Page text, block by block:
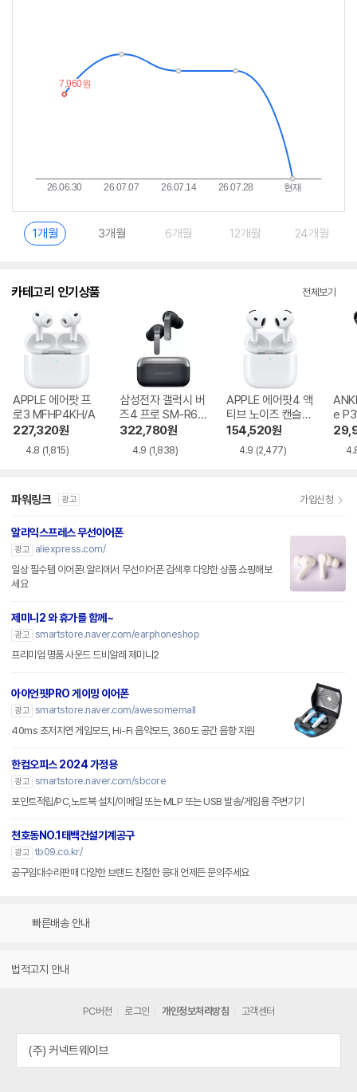
1개월 3개월 6개월 12개월 24개월
카테고리 인기상품 전체보기
APPLE 에어팟 프
로3 MFHP4KH/A
227,320원
4.8 (1,815)
삼성전자 갤럭시 버
즈4 프로 SM-R64
0
322,780원
4.9 (1,838)
APPLE 에어팟4 액
티브 노이즈 캔슬링
MXP93KH/A
154,520원
4.9 (2,477)
e
i NC
파워링크 광고 가입신청
알리익스프레스 무선이어폰
광고
aliexpress.com/
일상 필수템 이어폰! 알리에서 무선이어폰 검색후 다양한 상품 쇼핑해보
세요
제미니2 와 휴가를 함께~
광고 smartstore.naver.com/earphoneshop
프리미엄 명품 사운드 드비알레 제미니2
아이언핏PRO 게이밍 이어폰
광고 smartstore.naver.com/awesomemall
40ms 초저지연 게임모드, Hi-Fi 음악모드, 360도 공간 음향 지원
한컴오피스 2024 가정용
광고 smartstore.naver.com/sbcore
포인트적립/PC,노트북 설치/이메일 또는 MLP 또는 USB 발송/게임용 주변기기
천호동NO.1태백건설기계공구
광고 tb09.co.kr/
공구임대수리판매 다양한 브랜드 친절한 응대 언제든 문의주세요
빠른배송 안내
법적고지 안내
PC버전 로그인 개인정보처리방침 고객센터
(주) 커넥트웨이브